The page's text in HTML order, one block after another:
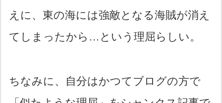
えに、東の海には強敵となる海賊が消え
てしまったから…という理屈らしい。
ちなみに、自分はかつてブログの方で